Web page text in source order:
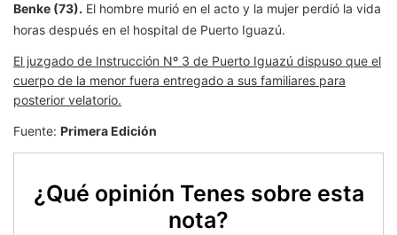
Benke (73). El hombre murió en el acto y la mujer perdió la vida
horas después en el hospital de Puerto Iguazú.
El juzgado de Instrucción Nº 3 de Puerto Iguazú dispuso que el
cuerpo de la menor fuera entregado a sus familiares para
posterior velatorio.
Fuente: Primera Edición
¿Qué opinión Tenes sobre esta
nota?